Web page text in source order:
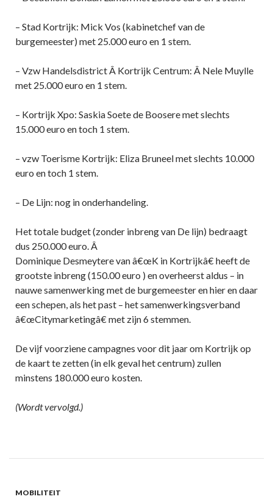
– Stad Kortrijk: Mick Vos (kabinetchef van de
burgemeester) met 25.000 euro en 1 stem.
– Vzw Handelsdistrict Â Kortrijk Centrum: Â Nele Muylle
met 25.000 euro en 1 stem.
– Kortrijk Xpo: Saskia Soete de Boosere met slechts
15.000 euro en toch 1 stem.
– vzw Toerisme Kortrijk: Eliza Bruneel met slechts 10.000
euro en toch 1 stem.
– De Lijn: nog in onderhandeling.
Het totale budget (zonder inbreng van De lijn) bedraagt
dus 250.000 euro. Â
Dominique Desmeytere van â€œK in Kortrijkâ€ heeft de
grootste inbreng (150.00 euro ) en overheerst aldus – in
nauwe samenwerking met de burgemeester en hier en daar
een schepen, als het past – het samenwerkingsverband
â€œCitymarketingâ€ met zijn 6 stemmen.
De vijf voorziene campagnes voor dit jaar om Kortrijk op
de kaart te zetten (in elk geval het centrum) zullen
minstens 180.000 euro kosten.
(Wordt vervolgd.)
MOBILITEIT